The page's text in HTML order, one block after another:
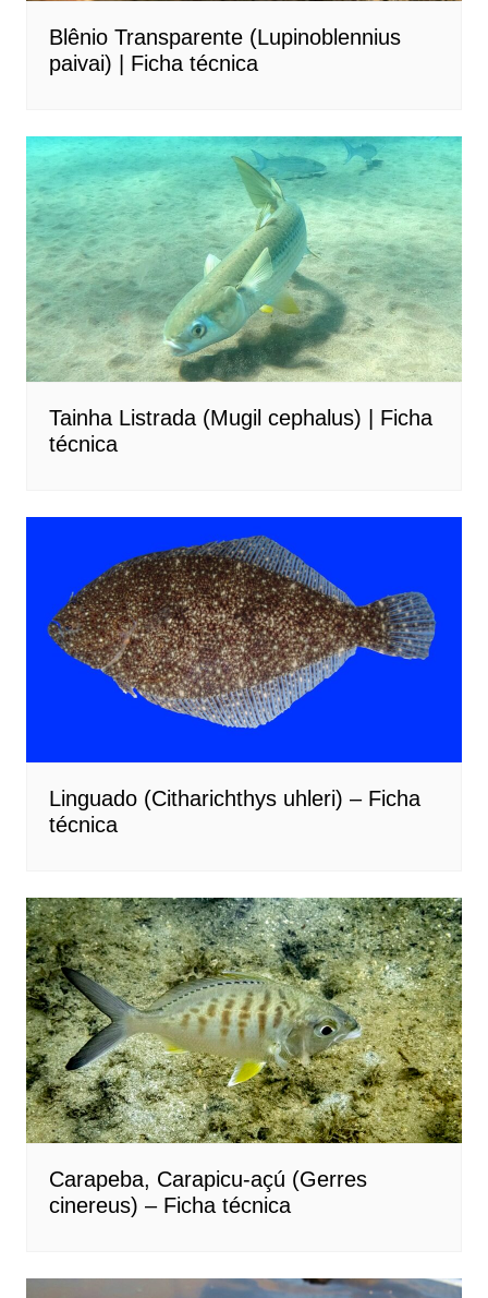
Blênio Transparente (Lupinoblennius
paivai) | Ficha técnica
Tainha Listrada (Mugil cephalus) | Ficha
técnica
Linguado (Citharichthys uhleri) – Ficha
técnica
Carapeba, Carapicu-açú (Gerres
cinereus) – Ficha técnica